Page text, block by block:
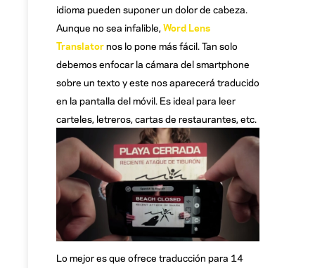
idioma pueden suponer un dolor de cabeza.
Aunque no sea infalible, Word Lens
Translatornos lo pone más fácil. Tan solo
debemos enfocar la cámara del smartphone
sobre un texto y este nos aparecerá traducido
en la pantalla del móvil. Es ideal para leer
carteles, letreros, cartas de restaurantes, etc.
Lo mejor es que ofrece traducción para 14